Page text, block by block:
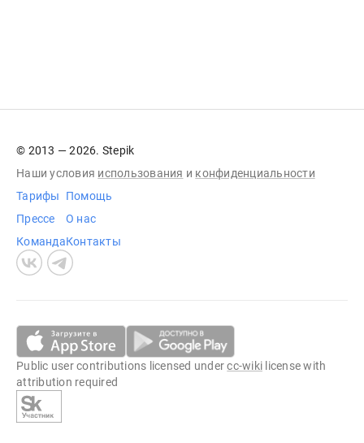
© 2013 — 2026. Stepik
Наши условия использования и конфиденциальности
Тарифы
Прессе
Команда
Помощь
О нас
Контакты
Public user contributions licensed undercc-wiki license with
attribution required